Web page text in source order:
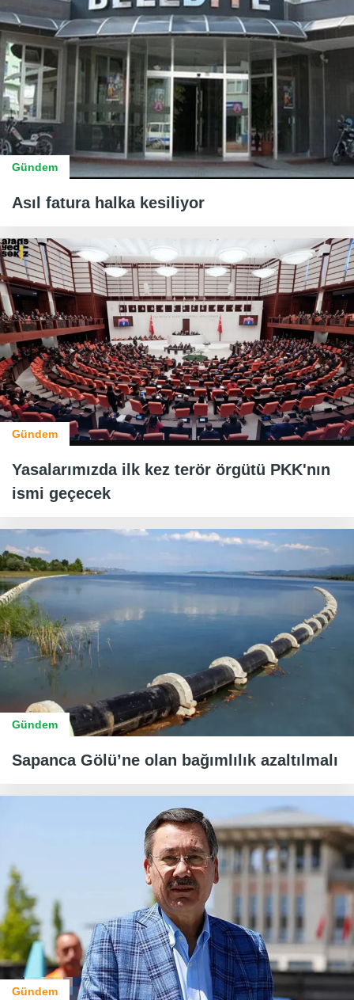
Gündem
Asıl fatura halka kesiliyor
Gündem
Yasalarımızda ilk kez terör örgütü PKK'nın
ismi geçecek
Gündem
Sapanca Gölü’ne olan bağımlılık azaltılmalı
Gündem